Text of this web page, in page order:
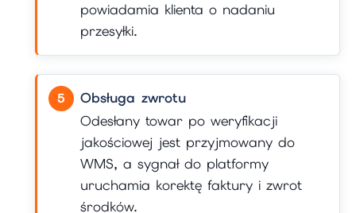
powiadamia klienta o nadaniu
przesyłki.
Obsługa zwrotu
Odesłany towar po weryfikacji
jakościowej jest przyjmowany do
WMS, a sygnał do platformy
uruchamia korektę faktury i zwrot
środków.